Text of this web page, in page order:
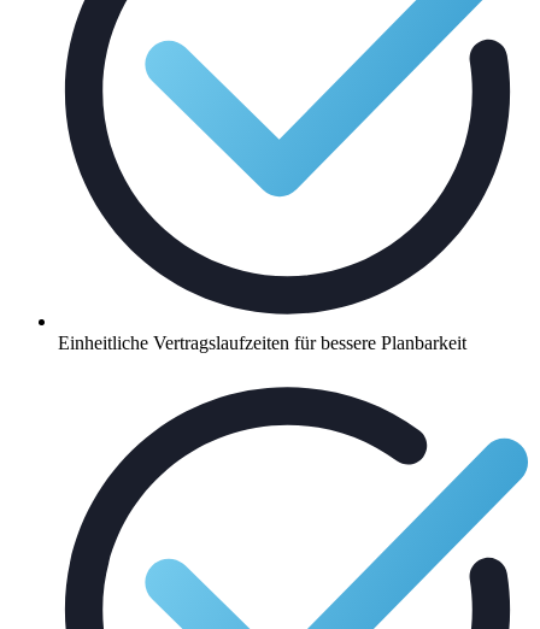
Einheitliche Vertragslaufzeiten für bessere Planbarkeit